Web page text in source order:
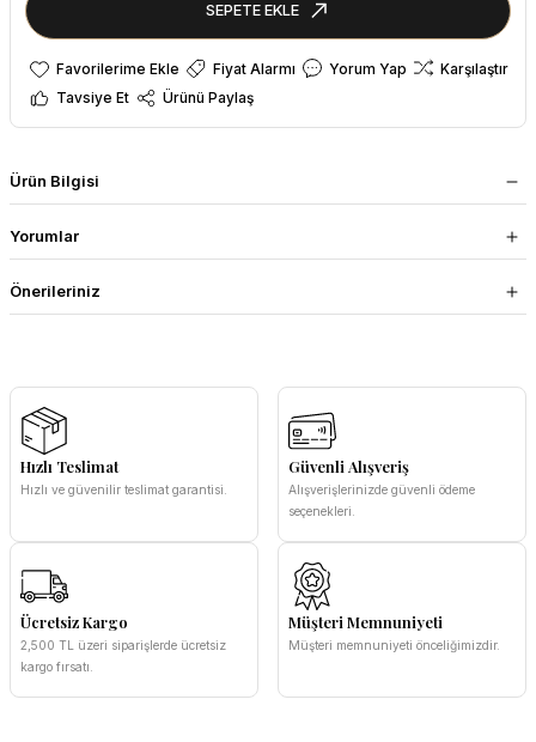
SEPETE EKLE
Fiyat Alarmı Yorum Yap
Karşılaştır
Tavsiye Et
Ürünü Paylaş
Ürün Bilgisi
Yorumlar
Önerileriniz
Hızlı Teslimat
Hızlı ve güvenilir teslimat garantisi.
Güvenli Alışveriş
Alışverişlerinizde güvenli ödeme
seçenekleri.
Ücretsiz Kargo
2,500 TL üzeri siparişlerde ücretsiz
kargo fırsatı.
Müşteri Memnuniyeti
Müşteri memnuniyeti önceliğimizdir.